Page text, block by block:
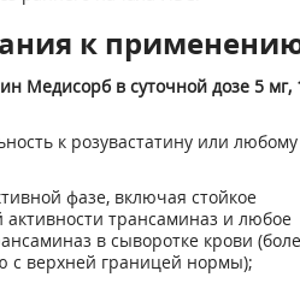
к
Медисорб в суточной дозе 5 мг,
к розувастатину или
фазе, включая стойкое
трансаминаз и любое
в сыворотке крови
с верхней границей нормы);